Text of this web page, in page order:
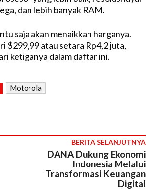
dan lebih banyak RAM.
saja akan menaikkan harganya.
$299,99 atau setara Rp4,2 juta,
ketiganya dalam daftar ini.
Motorola
BERITA SELANJUTNYA
DANA Dukung Ekonomi
Indonesia Melalui
Transformasi Keuangan
Digital